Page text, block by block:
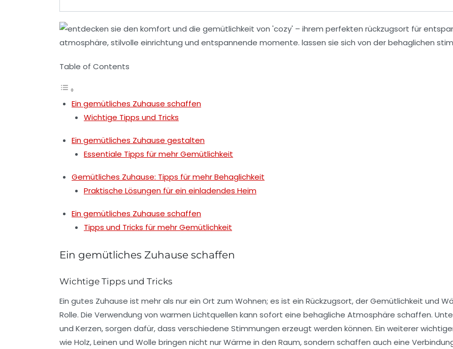
Table of Contents
Ein gemütliches Zuhause schaffen
Wichtige Tipps und Tricks
Ein gemütliches Zuhause gestalten
Essentiale Tipps für mehr Gemütlichkeit
Gemütliches Zuhause: Tipps für mehr Behaglichkeit
Praktische Lösungen für ein einladendes Heim
Ein gemütliches Zuhause schaffen
Tipps und Tricks für mehr Gemütlichkeit
Ein gemütliches Zuhause schaffen
Wichtige Tipps und Tricks
Ein gutes Zuhause ist mehr als nur ein Ort zum Wohnen; es ist ein Rückzugsort, der Gemütlichkeit und
Rolle. Die Verwendung von warmen Lichtquellen kann sofort eine behagliche Atmosphäre schaffen.
und Kerzen, sorgen dafür, dass verschiedene Stimmungen erzeugt werden können. Ein weiterer
wie Holz, Leinen und Wolle bringen nicht nur Wärme in den Raum, sondern schaffen auch eine